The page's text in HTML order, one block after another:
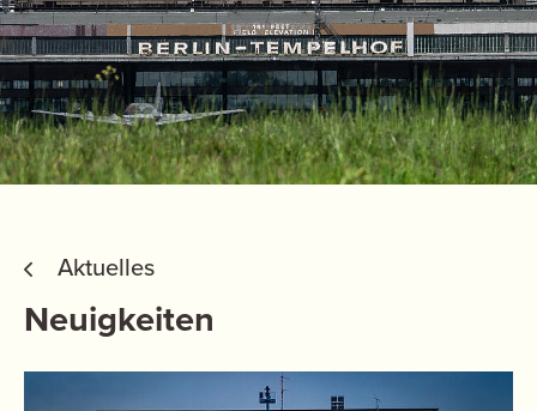
Aktuelles
Neuigkeiten